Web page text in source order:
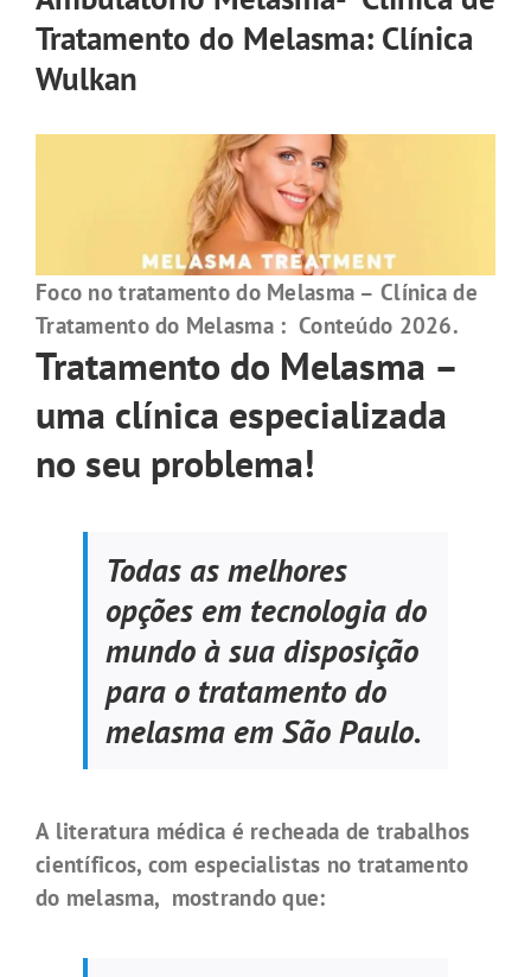
Tratamento do Melasma: Clínica
Wulkan
Foco no tratamento do Melasma – Clínica de
Tratamento do Melasma : Conteúdo 2026.
Tratamento do Melasma –
uma clínica especializada
no seu problema!
Todas as melhores
opções em tecnologia do
mundo à sua disposição
para o tratamento do
melasma em São Paulo.
A literatura médica é recheada de trabalhos
científicos, com especialistas no tratamento
do melasma, mostrando que: